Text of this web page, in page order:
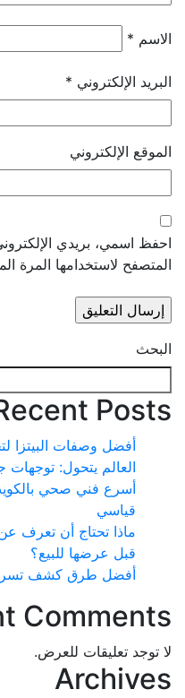
الإلكتروني*
الإلكتروني
بريدي الإلكتروني،
لاستخدامها المرة المقبلة
Recent
أفضل وصفات البيتزا
العالم يتحول: توجهات جديدة
أسرع فني صحي بالكويت لحل
ماذا تحتاج أن تعرف عن
قبل عرضها للبيع؟
أفضل طرق كشف تسربات الغاز
تعليقات للعرض.